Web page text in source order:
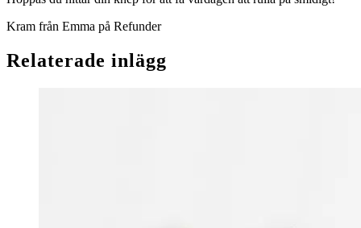
Kram från Emma på Refunder
Relaterade inlägg